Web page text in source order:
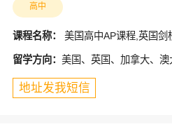
高中
课程名称： 美国高中AP课程,英国剑
留学方向： 美国、英国、加拿大、澳
地址发我短信